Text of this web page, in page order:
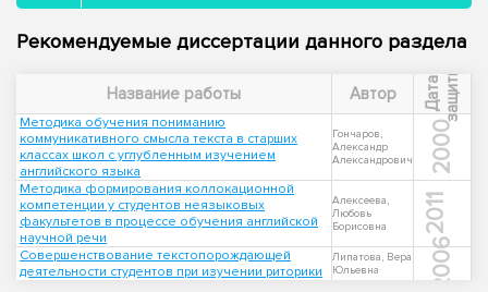
Рекомендуемые диссертации данного раздела
Название работы Автор Д
а
т
а
з
а
щ
и
т ы
Методика обучения пониманию
коммуникативного смысла текста в старших
классах школ с углубленным изучением
английского языка
Гончаров,
Александр
Александрович
2000
Методика формирования коллокационной
компетенции у студентов неязыковых
факультетов в процессе обучения английской
научной речи
Алексеева,
Любовь
Борисовна
2011
Совершенствование текстопорождающей
деятельности студентов при изучении риторики
Липатова, Вера
Юльевна
2006